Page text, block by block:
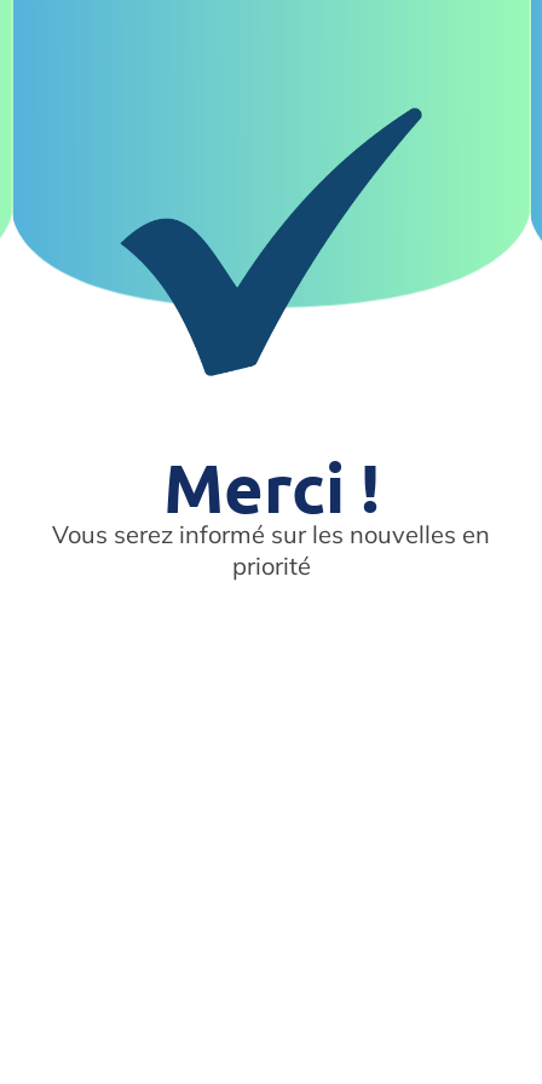
Merci !
Vous serez informé sur les nouvelles en
priorité